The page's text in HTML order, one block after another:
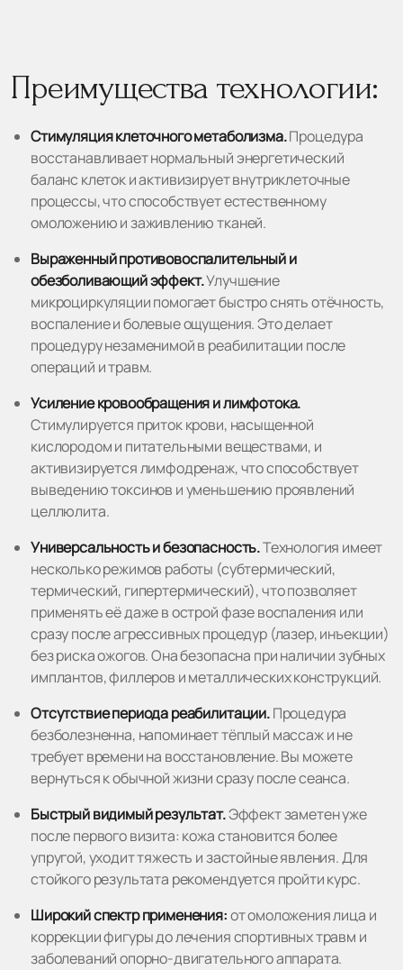
Преимущества технологии:
Стимуляция клеточного метаболизма.Процедура
восстанавливает нормальный энергетический
баланс клеток и активизирует внутриклеточные
процессы, что способствует естественному
омоложению и заживлению тканей.
Выраженный противовоспалительный и
обезболивающий эффект.Улучшение
микроциркуляции помогает быстро снять отёчность,
воспаление и болевые ощущения. Это делает
процедуру незаменимой в реабилитации после
операций и травм.
Усиление кровообращения и лимфотока.
Стимулируется приток крови, насыщенной
кислородом и питательными веществами, и
активизируется лимфодренаж, что способствует
выведению токсинов и уменьшению проявлений
целлюлита.
Универсальность и безопасность.Технология имеет
несколько режимов работы (субтермический,
термический, гипертермический), что позволяет
применять её даже в острой фазе воспаления или
сразу после агрессивных процедур (лазер, инъекции)
без риска ожогов. Она безопасна при наличии зубных
имплантов, филлеров и металлических конструкций.
Отсутствие периода реабилитации.Процедура
безболезненна, напоминает тёплый массаж и не
требует времени на восстановление. Вы можете
вернуться к обычной жизни сразу после сеанса.
Быстрый видимый результат.Эффект заметен уже
после первого визита: кожа становится более
упругой, уходит тяжесть и застойные явления. Для
стойкого результата рекомендуется пройти курс.
Широкий спектр применения:от омоложения лица и
коррекции фигуры до лечения спортивных травм и
заболеваний опорно-двигательного аппарата.